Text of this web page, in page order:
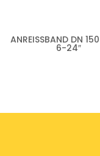
ANREISSBAND DN
-24″